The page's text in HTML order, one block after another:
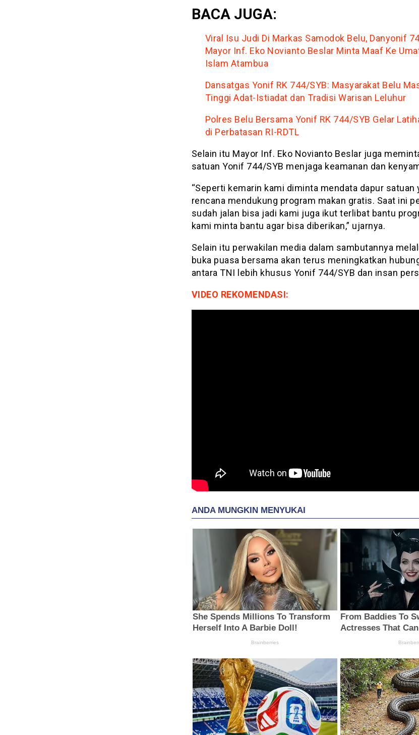
BACA JUGA:
Viral Isu Judi Di Markas Samodok Belu, Danyonif
Mayor Inf. Eko Novianto Beslar Minta Maaf Ke
Islam Atambua
Dansatgas Yonif RK 744/SYB: Masyarakat Belu
Tinggi Adat-Istiadat dan Tradisi Warisan Leluhur
Polres Belu Bersama Yonif RK 744/SYB Gelar
di Perbatasan RI-RDTL
Selain itu Mayor Inf. Eko Novianto Beslar juga
satuan Yonif 744/SYB menjaga keamanan dan
“Seperti kemarin kami diminta mendata dapur satuan
rencana mendukung program makan gratis. Saat ini
sudah jalan bisa jadi kami juga ikut terlibat bantu
kami minta bantu agar bisa diberikan,” ujarnya.
Selain itu perwakilan media dalam sambutannya
buka puasa bersama akan terus meningkatkan
antara TNI lebih khusus Yonif 744/SYB dan insan
VIDEO REKOMENDASI: